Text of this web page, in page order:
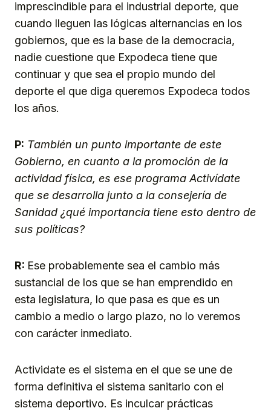
imprescindible para el industrial deporte, que
cuando lleguen las lógicas alternancias en los
gobiernos, que es la base de la democracia,
nadie cuestione que Expodeca tiene que
continuar y que sea el propio mundo del
deporte el que diga queremos Expodeca todos
los años.
P: También un punto importante de este
Gobierno, en cuanto a la promoción de la
actividad física, es ese programa Activídate
que se desarrolla junto a la consejería de
Sanidad ¿qué importancia tiene esto dentro de
sus políticas?
R: Ese probablemente sea el cambio más
sustancial de los que se han emprendido en
esta legislatura, lo que pasa es que es un
cambio a medio o largo plazo, no lo veremos
con carácter inmediato.
Actividate es el sistema en el que se une de
forma definitiva el sistema sanitario con el
sistema deportivo. Es inculcar prácticas